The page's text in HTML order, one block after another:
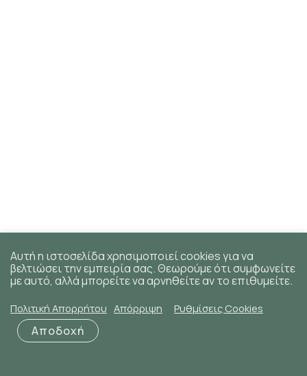
Αυτή η ιστοσελίδα χρησιμοποιεί cookies για να
βελτιώσει την εμπειρία σας. Θεωρούμε ότι συμφωνείτε
με αυτό, αλλά μπορείτε να αρνηθείτε αν το επιθυμείτε.
Πολιτική Απορρήτου Απόρριψη Ρυθμίσεις Cookies
Αποδοχή